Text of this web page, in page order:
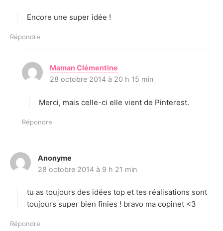
:
Encore une super idée !
Répondre
Maman Clémentine
i
:
28 octobre 2014 à 20 h 15 min
Merci, mais celle-ci elle vient de Pinterest.
Répondre
Anonyme
i
:
28 octobre 2014 à 9 h 21 min
tu as toujours des idées top et tes réalisations sont
toujours super bien finies ! bravo ma copinet <3
Répondre